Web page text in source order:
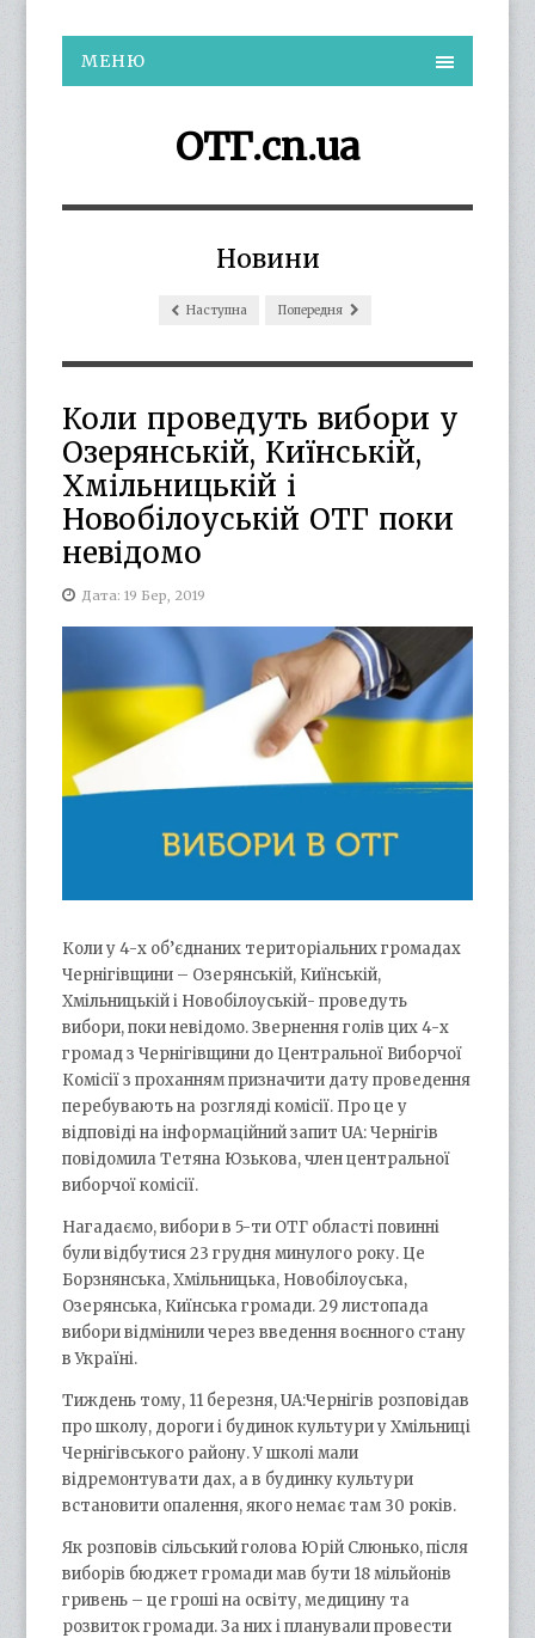
МЕНЮ
ОТГ.cn.ua
Новини
Наступна Попередня
Коли проведуть вибори у
Озерянській, Киїнській,
Хмільницькій і
Новобілоуській ОТГ поки
невідомо
Дата: 19 Бер, 2019
Коли у 4-х об’єднаних територіальних громадах
Чернігівщини – Озерянській, Киїнській,
Хмільницькій і Новобілоуській- проведуть
вибори, поки невідомо. Звернення голів цих 4-х
громад з Чернігівщини до Центральної Виборчої
Комісії з проханням призначити дату проведення
перебувають на розгляді комісії. Про це у
відповіді на інформаційний запит UA: Чернігів
повідомила Тетяна Юзькова, член центральної
виборчої комісії.
Нагадаємо, вибори в 5-ти ОТГ області повинні
були відбутися 23 грудня минулого року. Це
Борзнянська, Хмільницька, Новобілоуська,
Озерянська, Киїнська громади. 29 листопада
вибори відмінили через введення воєнного стану
в Україні.
Тиждень тому, 11 березня, UA:Чернігів розповідав
про школу, дороги і будинок культури у Хмільниці
Чернігівського району. У школі мали
відремонтувати дах, а в будинку культури
встановити опалення, якого немає там 30 років.
Як розповів сільський голова Юрій Слюнько, після
виборів бюджет громади мав бути 18 мільйонів
гривень – це гроші на освіту, медицину та
розвиток громади. За них і планували провести